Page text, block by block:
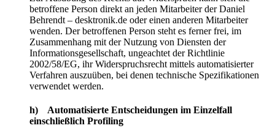
betroffene Person direkt an jeden Mitarbeiter der Daniel
Behrendt – desktronik.de oder einen anderen Mitarbeiter
wenden. Der betroffenen Person steht es ferner frei, im
Zusammenhang mit der Nutzung von Diensten der
Informationsgesellschaft, ungeachtet der Richtlinie
2002/58/EG, ihr Widerspruchsrecht mittels automatisierter
Verfahren auszuüben, bei denen technische Spezifikationen
verwendet werden.
h) Automatisierte Entscheidungen im Einzelfall
einschließlich Profiling